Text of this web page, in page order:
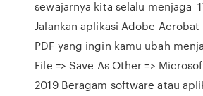
sewajarnya kita selalu menjaga
Jalankan aplikasi Adobe Acrobat
PDF yang ingin kamu ubah
File => Save As Other =>
2019 Beragam software atau